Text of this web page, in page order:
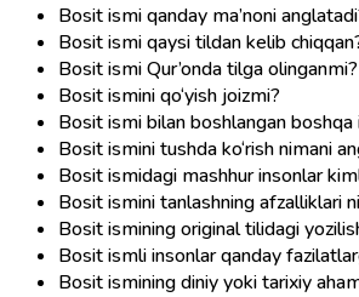
Bosit ismi qanday ma’noni
Bosit ismi qaysi tildan kelib
Bosit ismi Qur’onda tilga olinganmi?
Bosit ismini qo‘yish joizmi?
Bosit ismi bilan boshlangan boshqa
Bosit ismini tushda ko‘rish nimani
Bosit ismidagi mashhur insonlar
Bosit ismini tanlashning afzalliklari
Bosit ismining original tilidagi
Bosit ismli insonlar qanday
Bosit ismining diniy yoki tarixiy